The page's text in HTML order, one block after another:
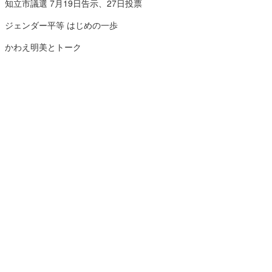
知立市議選 7月19日告示、27日投票
ジェンダー平等 はじめの一歩
かわえ明美とトーク